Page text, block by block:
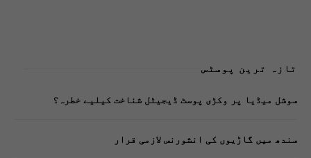
تازہ ترین پوسٹس
سوشل میڈیا پر وکڑی پوسٹ ڈیجیٹل شناخت کیلیے خطرہ؟
سندھ میں گاڑیوں کی انشورنس لازمی قرار